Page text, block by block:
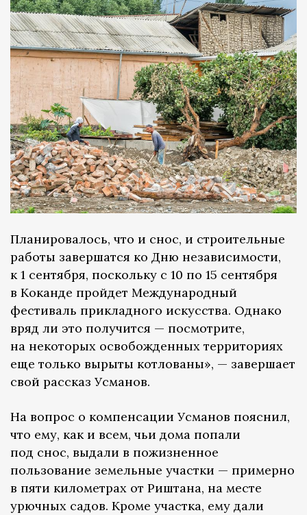
Планировалось, что и снос, и строительные
работы завершатся ко Дню независимости,
к 1 сентября, поскольку с 10 по 15 сентября
в Коканде пройдет Международный
фестиваль прикладного искусства. Однако
вряд ли это получится — посмотрите,
на некоторых освобожденных территориях
еще только вырыты котлованы», — завершает
свой рассказ Усманов.
На вопрос о компенсации Усманов пояснил,
что ему, как и всем, чьи дома попали
под снос, выдали в пожизненное
пользование земельные участки — примерно
в пяти километрах от Риштана, на месте
урючных садов. Кроме участка, ему дали